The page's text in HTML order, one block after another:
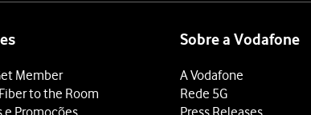
Member
to the Room
e Promoções
Sobre a Vodafone
A Vodafone
Rede 5G
Press Releases